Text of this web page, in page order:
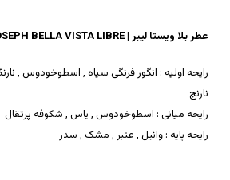
عطر بلا ویستا لیبر | MARC JOSEPH BELLA VISTA LIBRE
رایحه اولیه : انگور فرنگی سیاه , اسطوخودوس ,
نارنج
رایحه میانی : اسطوخودوس , یاس , شکوفه پرتقال
رایحه پایه : وانیل , عنبر , مشک , سدر